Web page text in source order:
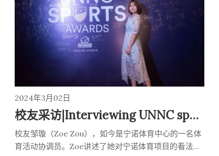
2024年3月02日
校友采访|Interviewing UNNC sports staff and alumna Zoe Zou
校友邹璇（Zoe Zou），如今是宁诺体育中心的一名体
育活动协调员。Zoe讲述了她对宁诺体育项目的看法，